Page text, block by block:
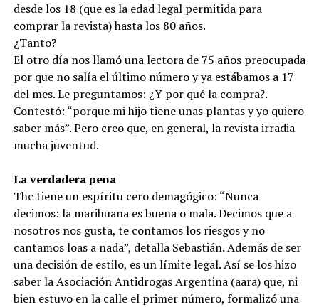
desde los 18 (que es la edad legal permitida para
comprar la revista) hasta los 80 años.
¿Tanto?
El otro día nos llamó una lectora de 75 años preocupada
por que no salía el último número y ya estábamos a 17
del mes. Le preguntamos: ¿Y por qué la compra?.
Contestó: “porque mi hijo tiene unas plantas y yo quiero
saber más”. Pero creo que, en general, la revista irradia
mucha juventud.
La verdadera pena
Thc tiene un espíritu cero demagógico: “Nunca
decimos: la marihuana es buena o mala. Decimos que a
nosotros nos gusta, te contamos los riesgos y no
cantamos loas a nada”, detalla Sebastián. Además de ser
una decisión de estilo, es un límite legal. Así se los hizo
saber la Asociación Antidrogas Argentina (aara) que, ni
bien estuvo en la calle el primer número, formalizó una